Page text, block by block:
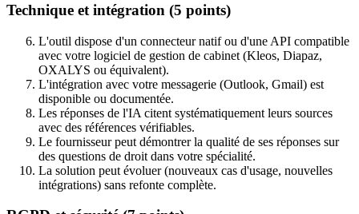
Technique et intégration (5 points)
L'outil dispose d'un connecteur natif ou d'une API compatible
avec votre logiciel de gestion de cabinet (Kleos, Diapaz,
OXALYS ou équivalent).
L'intégration avec votre messagerie (Outlook, Gmail) est
disponible ou documentée.
Les réponses de l'IA citent systématiquement leurs sources
avec des références vérifiables.
Le fournisseur peut démontrer la qualité de ses réponses sur
des questions de droit dans votre spécialité.
La solution peut évoluer (nouveaux cas d'usage, nouvelles
intégrations) sans refonte complète.